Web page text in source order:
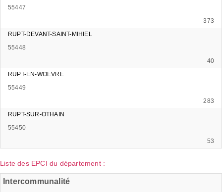
55447
373
RUPT-DEVANT-SAINT-MIHIEL
55448
40
RUPT-EN-WOEVRE
55449
283
RUPT-SUR-OTHAIN
55450
53
Liste des EPCI du département :
Intercommunalité